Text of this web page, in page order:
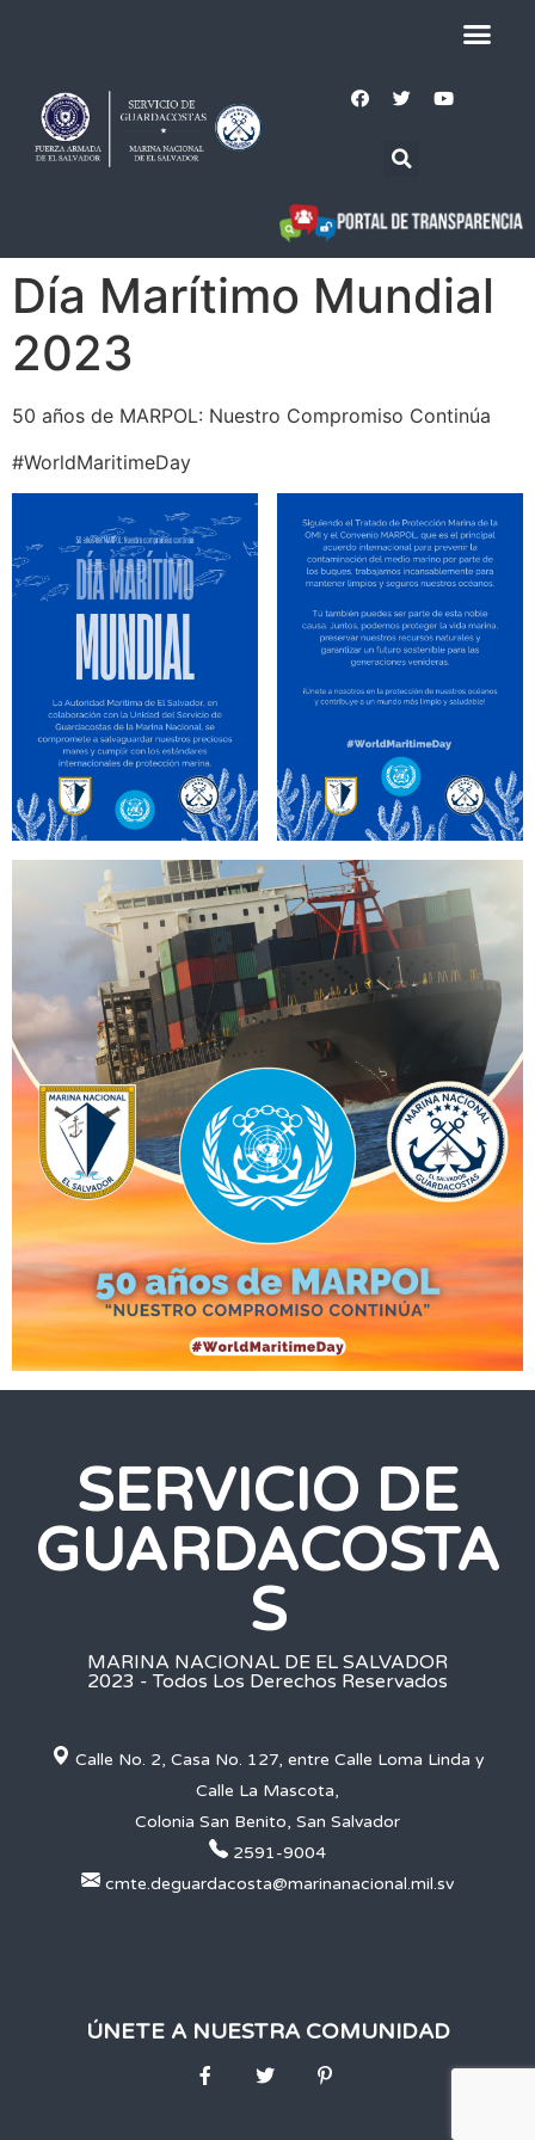
Día Marítimo Mundial
2023
50 años de MARPOL: Nuestro Compromiso Continúa
#WorldMaritimeDay
SERVICIO DE
GUARDACOSTA
S
MARINA NACIONAL DE EL SALVADOR
2023 - Todos Los Derechos Reservados
Calle No. 2, Casa No. 127, entre Calle Loma Linda y
Calle La Mascota,
Colonia San Benito, San Salvador
2591-9004
cmte.deguardacosta@marinanacional.mil.sv
ÚNETE A NUESTRA COMUNIDAD